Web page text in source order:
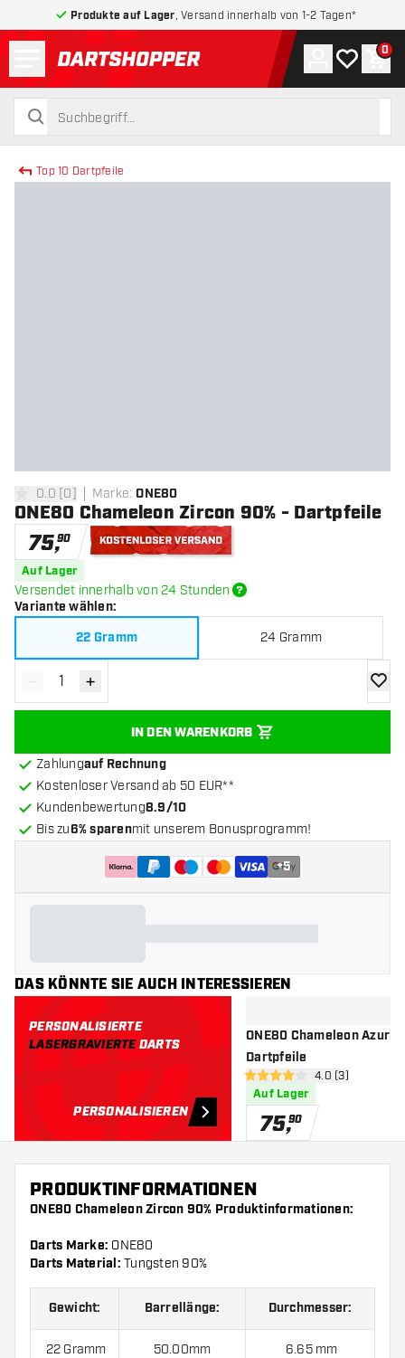
Produkte auf Lager , Versand innerhalb von 1-2 Tagen*
zurück zur Startseite
suchen
suchen
Konto
Meine 0
Top 10 Dartpfeile
0 Bewertungssterne
0.0 [0] Marke: ONE80
ONE80 Chameleon Zircon 90% - Dartpfeile
75,90
Auf Lager
Versendet innerhalb von 24 Stunden
Variante wählen:
22 Gramm
24 Gramm
Menge verringern
- Menge erhöhen
+
IN DEN WARENKORB
Zur
Zahlungauf Rechnung
Kostenloser Versand ab 50 EUR**
Kundenbewertung8.9/10
Bis zu6% sparenmit unserem Bonusprogramm!
+5
DAS KÖNNTE SIE AUCH INTERESSIEREN
PERSONALISIERTE
LASERGRAVIERTEDARTS
PERSONALISIEREN
ONE80 Chameleon
Dartpfeile
4 Bewertungssterne
4.0 (3)
Auf Lager
75,90
PRODUKTINFORMATIONEN
ONE80 Chameleon Zircon 90% Produktinformationen:
Darts Marke: ONE80
Darts Material: Tungsten 90%
Gewicht: Barrellänge: Durchmesser:
22 Gramm 50.00mm 6.65 mm